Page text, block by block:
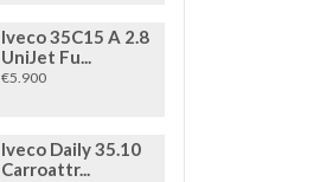
Iveco 35C15 A 2.8
UniJet Fu...
€5.900
Iveco Daily 35.10
Carroattr...